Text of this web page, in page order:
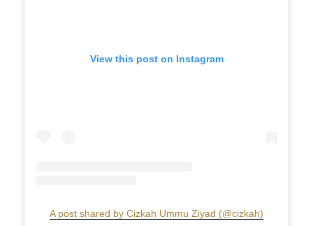
View this post on Instagram
A post shared by Cizkah Ummu Ziyad (@cizkah)